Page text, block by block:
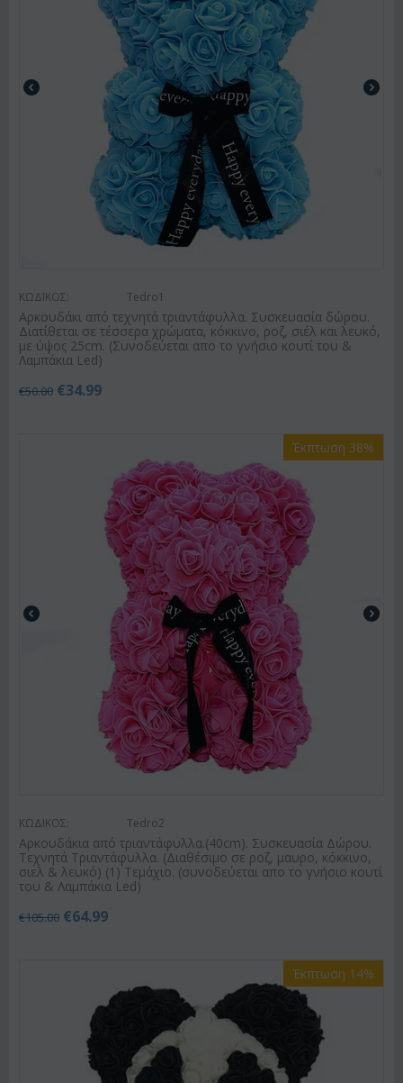
ΚΩΔΙΚΟΣ: Tedro1
Αρκουδάκι από τεχνητά τριαντάφυλλα. Συσκευασία δώρου.
Διατίθεται σε τέσσερα χρώματα, κόκκινο, ροζ, σιέλ και λευκό,
με ύψος 25cm. (Συνοδεύεται απο το γνήσιο κουτί του &
Λαμπάκια Led)
€50.00 €34.99
Έκπτωση 38%
ΚΩΔΙΚΟΣ: Tedro2
Αρκουδάκια από τριαντάφυλλα.(40cm). Συσκευασία Δώρου.
Τεχνητά Τριαντάφυλλα. (Διαθέσιμο σε ροζ, μαυρο, κόκκινο,
σιελ & λευκό) (1) Τεμάχιο. (συνοδεύεται απο το γνήσιο κουτί
του & Λαμπάκια Led)
€105.00 €64.99
Έκπτωση 14%